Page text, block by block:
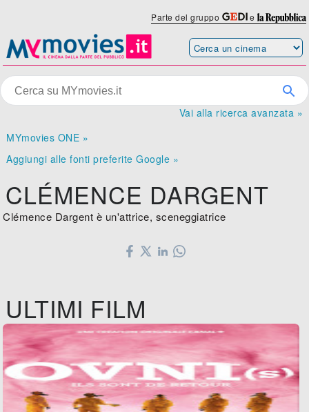
Parte del gruppo e
Vai alla ricerca avanzata »
MYmovies ONE »
Aggiungi alle fonti preferite Google »
CLÉMENCE DARGENT
Clémence Dargent è un'attrice, sceneggiatrice
ULTIMI FILM